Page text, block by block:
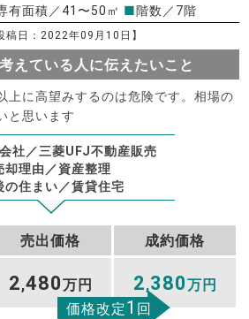
有面積／41〜50㎡ ■階数／7階
稿日：2022年09月10日】
えている人に伝えたいこと
上に高望みするのは危険です。相場の
と思います
社／三菱UFJ不動産販売
却理由／資産整理
の住まい／賃貸住宅
売出価格 成約価格
2,480万円 2,380万円
価格改定1 回